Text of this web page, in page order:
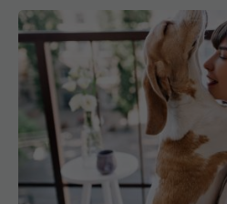
Câinii și capacitatea lor
cancerul
16 aug 2025, 11:30